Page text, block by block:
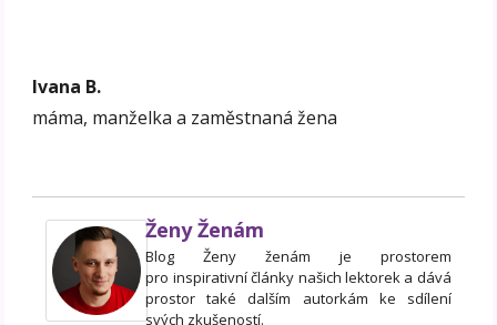
Ivana B.
máma, manželka a zaměstnaná žena
Ženy Ženám
Blog Ženy ženám je prostorem
pro inspirativní články našich lektorek a dává
prostor také dalším autorkám ke sdílení
svých zkušeností.